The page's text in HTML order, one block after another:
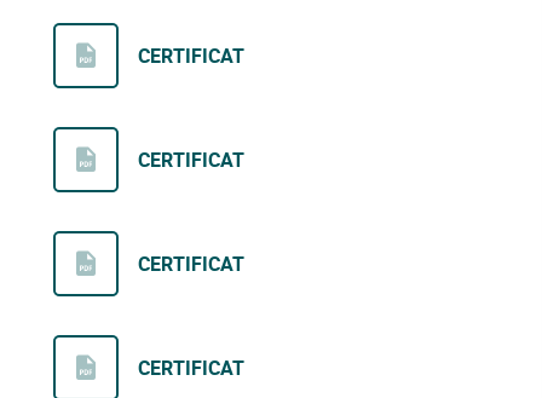
CERTIFICAT
CERTIFICAT
CERTIFICAT
CERTIFICAT